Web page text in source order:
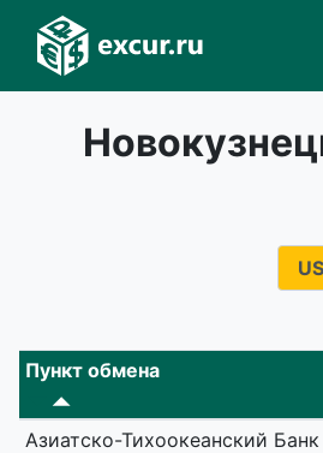
Пункт обмена
Азиатско-Тихоокеанский Банк